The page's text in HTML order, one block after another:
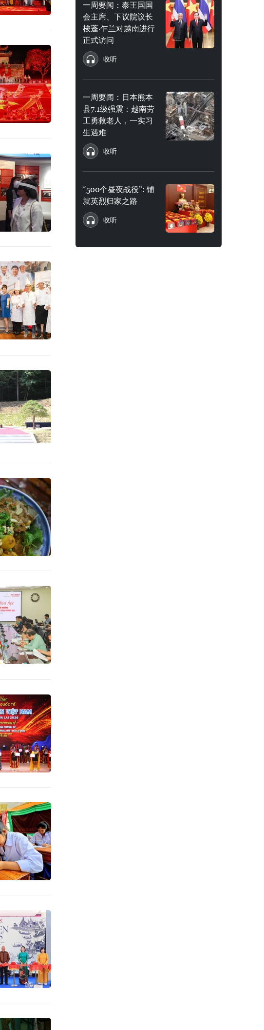
一周要闻：泰王国国
会主席、下议院议长
梭蓬·乍兰对越南进行
正式访问
收听
一周要闻：日本熊本
县7.1级强震：越南劳
工勇救老人，一实习
生遇难
收听
“500个昼夜战役”: 铺
就英烈归家之路
收听